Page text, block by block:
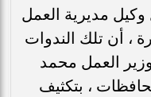
مديرية العمل
، أن تلك الندوات
العمل محمد
، بتكثيف